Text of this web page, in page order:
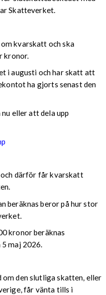
Skatteverket.
kvarskatt och ska
kronor.
i augusti och har skatt att
ha gjorts senast den
eller att dela upp
därför får kvarskatt
beräknas beror på hur stor
kronor beräknas
maj 2026.
om den slutliga skatten, eller
får vänta tills i